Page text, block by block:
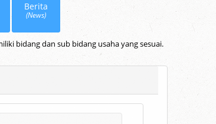
Berita
(News)
bidang dan sub bidang usaha yang sesuai.